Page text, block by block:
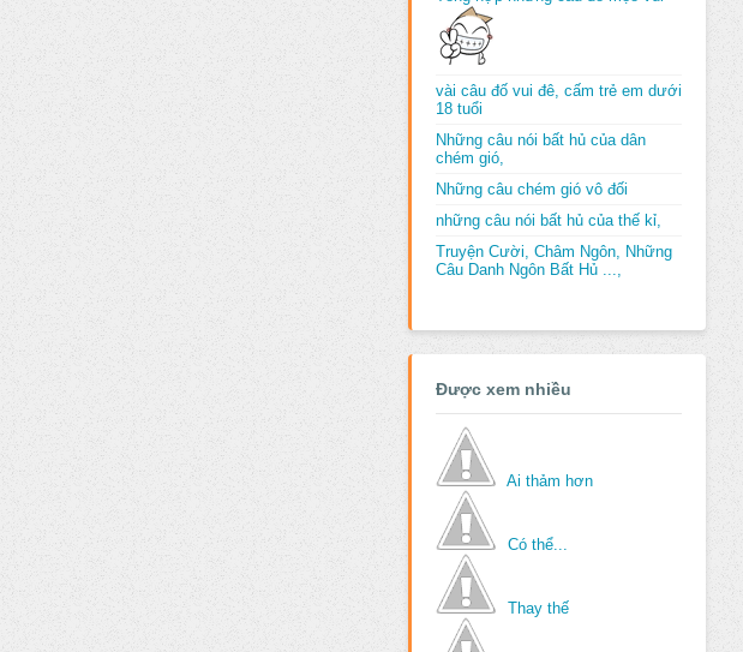
vài câu đố vui đê, cấm trẻ em dưới
18 tuổi
Những câu nói bất hủ của dân
chém gió,
Những câu chém gió vô đối
những câu nói bất hủ của thế kỉ,
Truyện Cười, Châm Ngôn, Những
Câu Danh Ngôn Bất Hủ ...,
Được xem nhiều
Ai thảm hơn
Có thể...
Thay thế